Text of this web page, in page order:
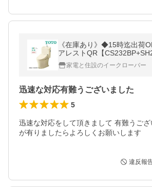
《在庫あり》◆15時迄出荷
アレストQR【
ステルアイボリー 一般地 壁
mm 手洗あり
家電と住設のイークローバー
迅速な対応有難うございました
5
迅速な対応をして頂きまして 有難うご
が有りましたらよろしくお願いします
違反報